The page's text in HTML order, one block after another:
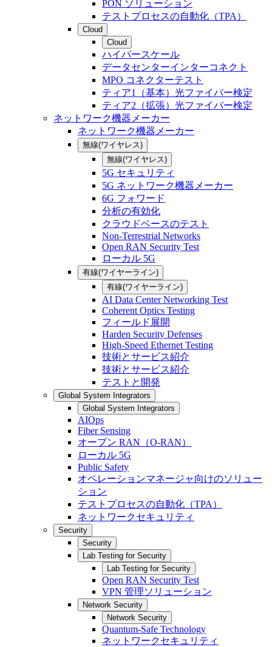
PON ソリューション
テストプロセスの自動化（TPA）
Cloud
Cloud
ハイパースケール
データセンターインターコネクト
MPO コネクターテスト
ティア1（基本）光ファイバー検定
ティア2（拡張）光ファイバー検定
ネットワーク機器メーカー
ネットワーク機器メーカー
無線(ワイヤレス)
無線(ワイヤレス)
5G セキュリティ
5G ネットワーク機器メーカー
6G フォワード
分析の有効化
クラウドベースのテスト
Non-Terrestrial Networks
Open RAN Security Test
ローカル 5G
有線(ワイヤーライン)
有線(ワイヤーライン)
AI Data Center Networking Test
Coherent Optics Testing
フィールド展開
Harden Security Defenses
High-Speed Ethernet Testing
技術とサービス紹介
技術とサービス紹介
テストと開発
Global System Integrators
Global System Integrators
AIOps
Fiber Sensing
オープン RAN（O-RAN）
ローカル 5G
Public Safety
オペレーションマネージャ向けのソリュー
ション
テストプロセスの自動化（TPA）
ネットワークセキュリティ
Security
Security
Lab Testing for Security
Lab Testing for Security
Open RAN Security Test
VPN 管理ソリューション
Network Security
Network Security
Quantum-Safe Technology
ネットワークセキュリティ